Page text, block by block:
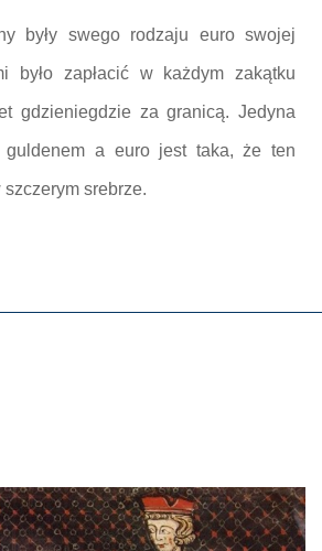
były swego rodzaju euro swojej
było zapłacić w każdym zakątku
gdzieniegdzie za granicą. Jedyna
guldenem a euro jest taka, że ten
szczerym srebrze.